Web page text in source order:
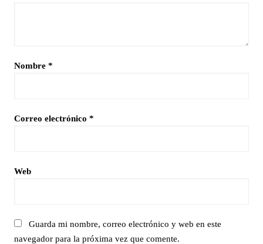
Nombre *
Correo electrónico *
Web
Guarda mi nombre, correo electrónico y web en este
navegador para la próxima vez que comente.